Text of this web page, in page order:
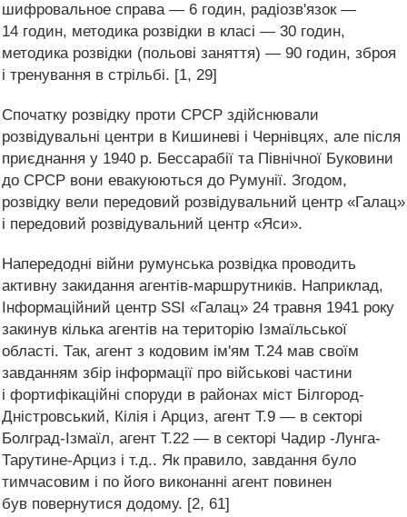
шифровальное справа — 6 годин, радіозв'язок —
14 годин, методика розвідки в класі — 30 годин,
методика розвідки (польові заняття) — 90 годин, зброя
і тренування в стрільбі. [1, 29]
Спочатку розвідку проти СРСР здійснювали
розвідувальні центри в Кишиневі і Чернівцях, але після
приєднання у 1940 р. Бессарабії та Північної Буковини
до СРСР вони евакуюються до Румунії. Згодом,
розвідку вели передовий розвідувальний центр «Галац»
і передовий розвідувальний центр «Яси».
Напередодні війни румунська розвідка проводить
активну закидання агентів-маршрутників. Наприклад,
Інформаційний центр SSI «Галац» 24 травня 1941 року
закинув кілька агентів на територію Ізмаїльської
області. Так, агент з кодовим ім'ям Т.24 мав своїм
завданням збір інформації про військові частини
і фортифікаційні споруди в районах міст Білгород-
Дністровський, Кілія і Арциз, агент Т.9 — в секторі
Болград-Ізмаїл, агент Т.22 — в секторі Чадир -Лунга-
Тарутине-Арциз і т.д.. Як правило, завдання було
тимчасовим і по його виконанні агент повинен
був повернутися додому. [2, 61]